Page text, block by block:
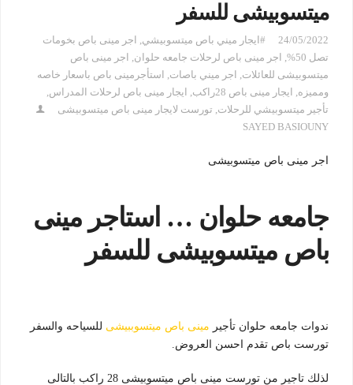
ميتسوبيشى للسفر
24/05/2022 #ايجار ميني باص ميتسوبيشي, اجر مينى باص بخومات
تصل 50%
, اجر مينى باص لرحلات جامعه حلوان, اجر مينى باص
ميتسوبيشى للعائلات, اجر ميني باصات, استأجرمينى باص باسعار خاصه
ومميزه, ايجار مينى باص 28راكب , ايجار مينى باص لرحلات المدراس,
تأجير ميتسوبيشي للرحلات, تورست لايجار مينى باص ميتسوبيشى
SAYED BASIOUNY
اجر مينى باص ميتسوبيشى
جامعه حلوان … استاجر مينى
باص ميتسوبيشى للسفر
ندوات جامعه حلوان تأجير مينى باص ميتسوببيشى للسياحه والسفر
تورست باص تقدم احسن العروض.
لذلك تاجير من تورست مينى باص ميتسوبيشى 28 راكب بالتالى